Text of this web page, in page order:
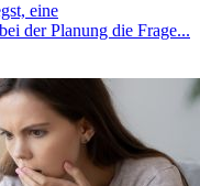
eine
der Planung die Frage...